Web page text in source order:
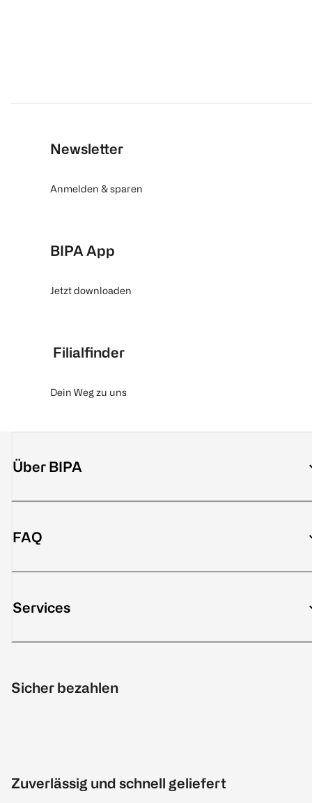
Newsletter
Anmelden & sparen
BIPA App
Jetzt downloaden
Filialfinder
Dein Weg zu uns
Über BIPA
FAQ
Services
Sicher bezahlen
Zuverlässig und schnell geliefert